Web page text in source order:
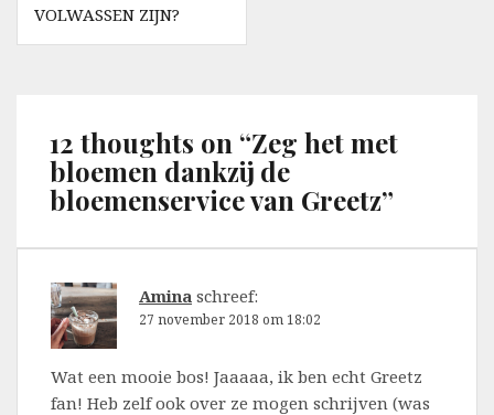
VOLWASSEN ZIJN?
12 thoughts on “Zeg het met
bloemen dankzij de
bloemenservice van Greetz”
Amina schreef:
27 november 2018 om 18:02
Wat een mooie bos! Jaaaaa, ik ben echt Greetz
fan! Heb zelf ook over ze mogen schrijven (was